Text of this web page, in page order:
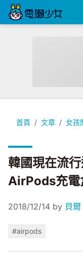
首頁 文章 女孩
韓國現在流行這
韓國現在流
AirPods充電
2018/12/14 by 貝爾
#airpods